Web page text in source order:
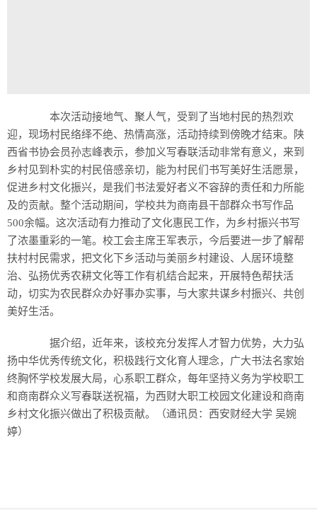
本次活动接地气、聚人气，受到了当地村民的热烈欢
迎，现场村民络绎不绝、热情高涨，活动持续到傍晚才结束。陕
西省书协会员孙志峰表示，参加义写春联活动非常有意义，来到
乡村见到朴实的村民倍感亲切，能为村民们书写美好生活愿景，
促进乡村文化振兴，是我们书法爱好者义不容辞的责任和力所能
及的贡献。整个活动期间，学校共为商南县干部群众书写作品
500余幅。这次活动有力推动了文化惠民工作，为乡村振兴书写
了浓墨重彩的一笔。校工会主席王军表示，今后要进一步了解帮
扶村村民需求，把文化下乡活动与美丽乡村建设、人居环境整
治、弘扬优秀农耕文化等工作有机结合起来，开展特色帮扶活
动，切实为农民群众办好事办实事，与大家共谋乡村振兴、共创
美好生活。
据介绍，近年来，该校充分发挥人才智力优势，大力弘
扬中华优秀传统文化，积极践行文化育人理念，广大书法名家始
终胸怀学校发展大局，心系职工群众，每年坚持义务为学校职工
和商南群众义写春联送祝福，为西财大职工校园文化建设和商南
乡村文化振兴做出了积极贡献。（通讯员：西安财经大学 吴婉
婷）